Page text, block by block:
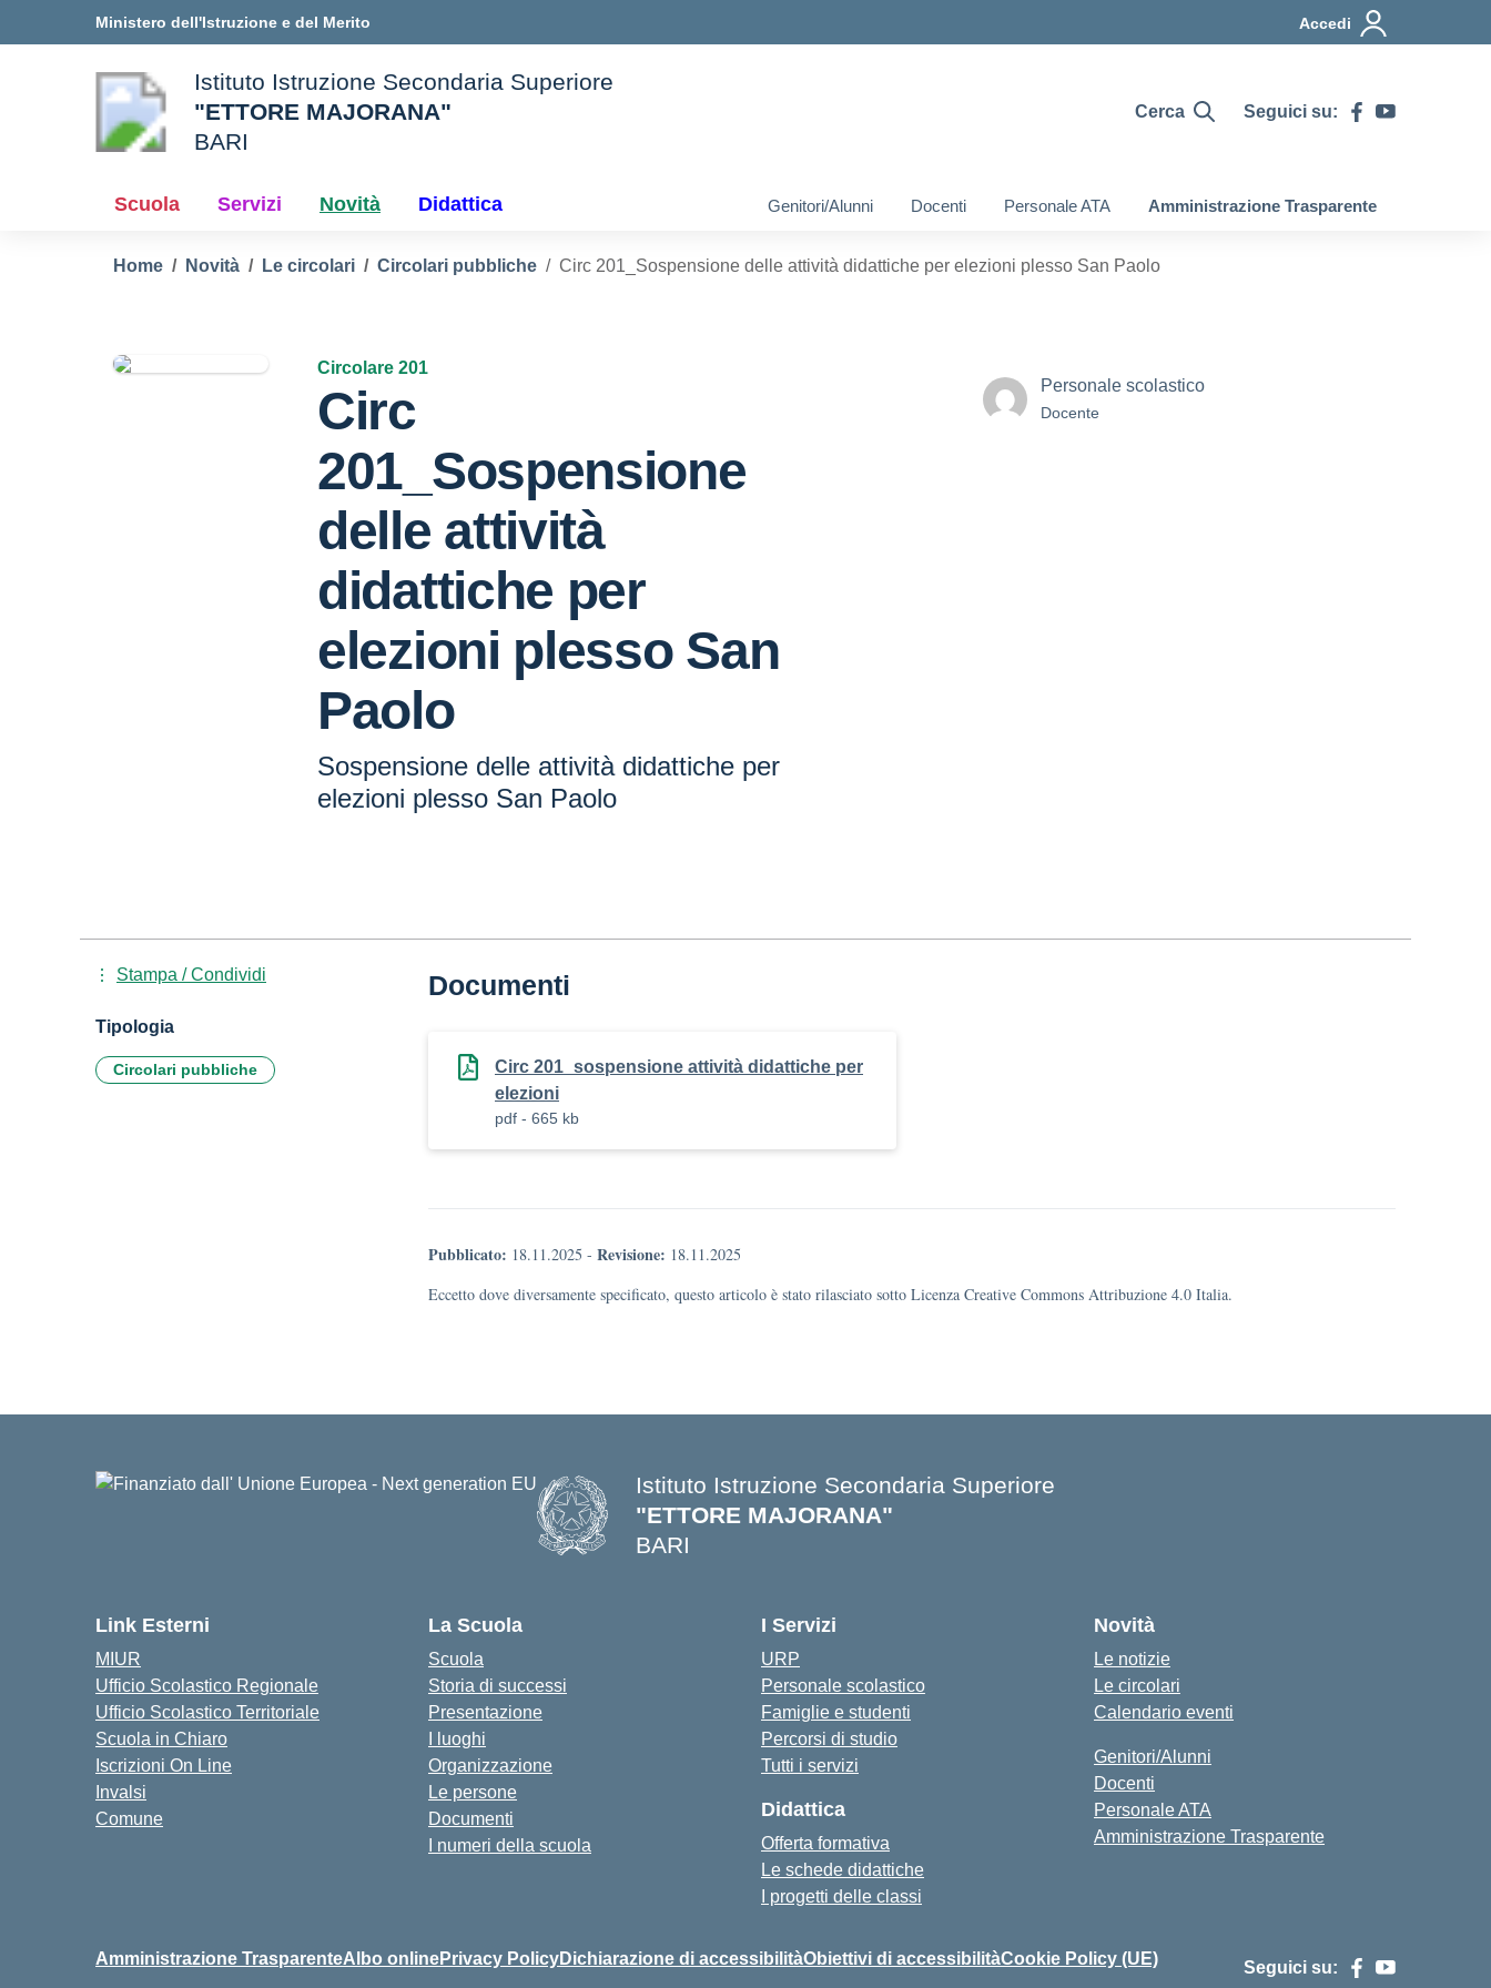
Ministero dell'Istruzione e del Merito Accedi
scuola
Istituto Istruzione Secondaria Superiore
"ETTORE MAJORANA"
BARI
Cerca Seguici su:
Scuola Servizi Novità Didattica Genitori/Alunni Docenti Personale ATA Amministrazione Trasparente
Home Novità Le circolari Circolari pubbliche Circ 201_Sospensione delle attività didattiche per elezioni plesso San Paolo
Circolare 201
Circ
201_Sospensione
delle attività
didattiche per
elezioni plesso San
Paolo
Sospensione delle attività didattiche per
elezioni plesso San Paolo
Personale scolastico
Docente
Documenti
Circ 201_sospensione attività didattiche per
elezioni
pdf - 665 kb
Pubblicato: 18.11.2025 - Revisione: 18.11.2025
Eccetto dove diversamente specificato, questo articolo è stato rilasciato sotto Licenza Creative Commons Attribuzione 4.0 Italia.
Stampa / Condividi
Tipologia
Circolari pubbliche
Istituto Istruzione Secondaria Superiore
"ETTORE MAJORANA"
BARI
Link Esterni
MIUR
Ufficio Scolastico Regionale
Ufficio Scolastico Territoriale
Scuola in Chiaro
Iscrizioni On Line
Invalsi
Comune
La Scuola
Scuola
Storia di successi
Presentazione
I luoghi
Organizzazione
Le persone
Documenti
I numeri della scuola
I Servizi
URP
Personale scolastico
Famiglie e studenti
Percorsi di studio
Tutti i servizi
Didattica
Offerta formativa
Le schede didattiche
I progetti delle classi
Novità
Le notizie
Le circolari
Calendario eventi
Genitori/Alunni
Docenti
Personale ATA
Amministrazione Trasparente
Amministrazione TrasparenteAlbo onlinePrivacy PolicyDichiarazione di accessibilitàObiettivi di accessibilitàCookie Policy (UE) Seguici su: